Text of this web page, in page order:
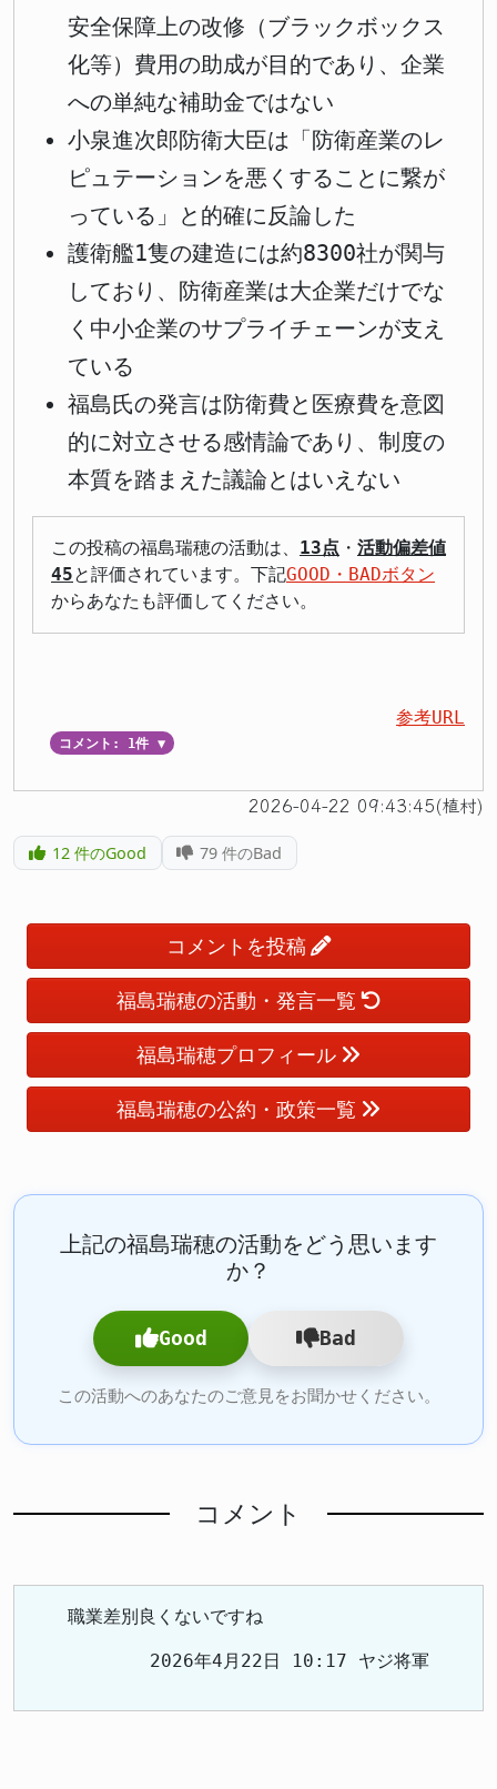
安全保障上の改修（ブラックボックス
化等）費用の助成が目的であり、企業
への単純な補助金ではない
小泉進次郎防衛大臣は「防衛産業のレ
ピュテーションを悪くすることに繋が
っている」と的確に反論した
護衛艦1隻の建造には約8300社が関与
しており、防衛産業は大企業だけでな
く中小企業のサプライチェーンが支え
ている
福島氏の発言は防衛費と医療費を意図
的に対立させる感情論であり、制度の
本質を踏まえた議論とはいえない
この投稿の福島瑞穂の活動は、 13点 ・ 活動偏差値
45と評価されています。下記GOOD・BADボタン
からあなたも評価してください。
参考URL
コメント: 1件 ▼
2026-04-22 09:43:45(植村)
12 件のGood 79 件のBad
コメントを投稿
福島瑞穂の活動・発言一覧
福島瑞穂プロフィール
福島瑞穂の公約・政策一覧
上記の福島瑞穂の活動をどう思います
か？
Good Bad
この活動へのあなたのご意見をお聞かせください。
コメント
職業差別良くないですね
2026年4月22日 10:17 ヤジ将軍